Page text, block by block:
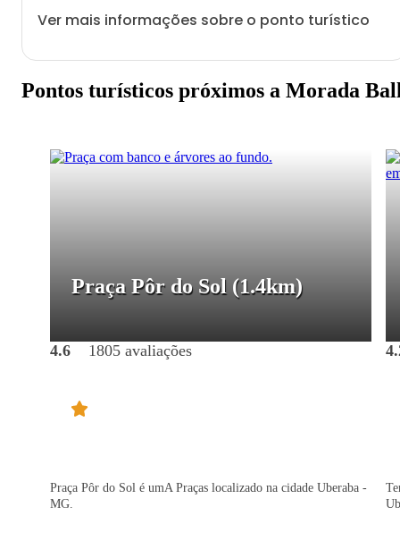
Ver mais informações sobre o ponto turístico
Pontos turísticos próximos a Morada
Praça Pôr do Sol (1.4km)
4.6 1805 avaliações
Praça Pôr do Sol é umA Praças localizado na cidade Uberaba -
MG.